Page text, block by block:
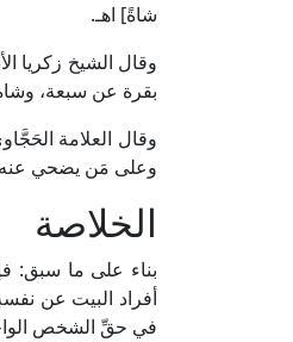
شاةً] اهـ.
بقرة عن سبعة،
وعلى مَن يضحي عنه
الخلاصة
بناء على ما سبق:
أفراد البيت عن
في حقِّ الشخص